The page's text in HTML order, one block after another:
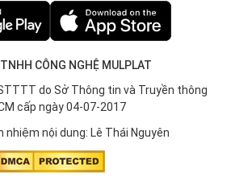
CÔNG NGHỆ MULPLAT
do Sở Thông tin và Truyền thông
cấp ngày 04-07-2017
nhiệm nội dung: Lê Thái Nguyên